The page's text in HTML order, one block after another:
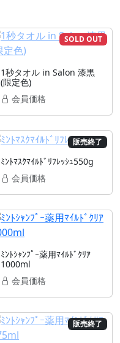
SOLD OUT
1秒タオル in Salon 漆黒
(限定色)
会員価格
販売終了
ﾐﾝﾄﾏｽｸﾏｲﾙﾄﾞﾘﾌﾚｯｼｭ550g
会員価格
ﾐﾝﾄｼｬﾝﾌﾟｰ薬用ﾏｲﾙﾄﾞｸﾘｱ
1000ml
会員価格
販売終了